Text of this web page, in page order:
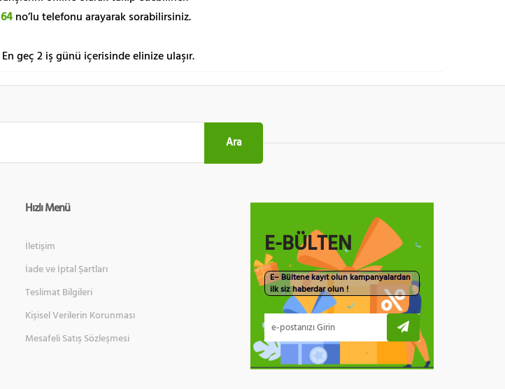
no’lu telefonu arayarak sorabilirsiniz.
geç 2 iş günü içerisinde elinize ulaşır.
Ara
Hızlı Menü
İletişim
İade ve İptal Şartları
Teslimat Bilgileri
Kişisel Verilerin Korunması
Mesafeli Satış Sözleşmesi
E-BÜLTEN
E– Bültene kayıt olun kampanyalardan
ilk siz haberdar olun !